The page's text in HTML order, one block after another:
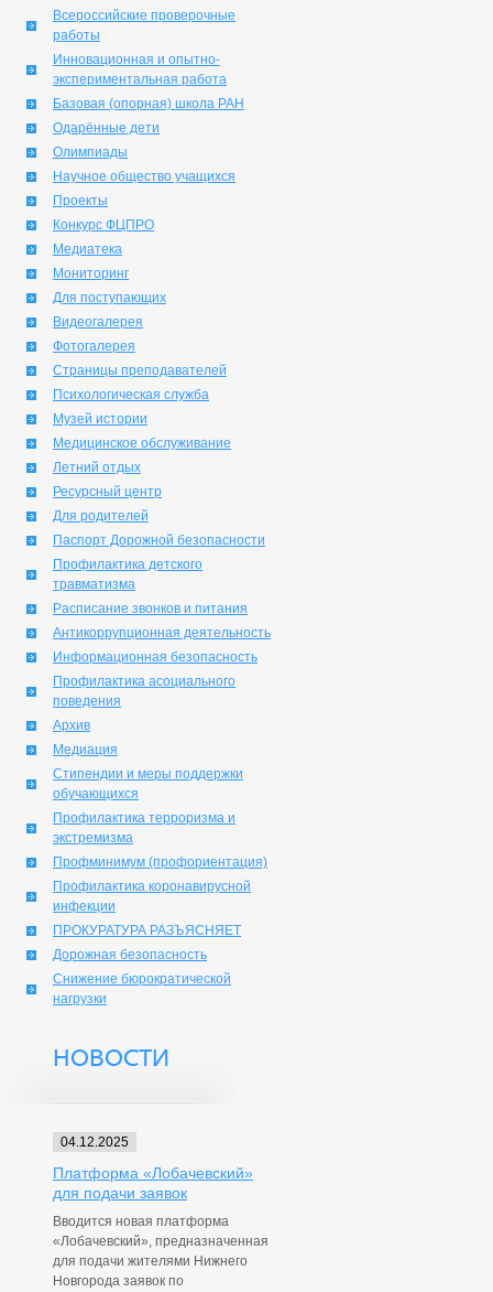
Всероссийские проверочные
работы
Инновационная и опытно-
экспериментальная работа
Базовая (опорная) школа РАН
Одарённые дети
Олимпиады
Научное общество учащихся
Проекты
Конкурс ФЦПРО
Медиатека
Мониторинг
Для поступающих
Видеогалерея
Фотогалерея
Страницы преподавателей
Психологическая служба
Музей истории
Медицинское обслуживание
Летний отдых
Ресурсный центр
Для родителей
Паспорт Дорожной безопасности
Профилактика детского
травматизма
Расписание звонков и питания
Антикоррупционная деятельность
Информационная безопасность
Профилактика асоциального
поведения
Архив
Медиация
Стипендии и меры поддержки
обучающихся
Профилактика терроризма и
экстремизма
Профминимум (профориентация)
Профилактика коронавирусной
инфекции
ПРОКУРАТУРА РАЗЪЯСНЯЕТ
Дорожная безопасность
Снижение бюрократической
нагрузки
НОВОСТИ
04.12.2025
Платформа «Лобачевский»
для подачи заявок
Вводится новая платформа
«Лобачевский», предназначенная
для подачи жителями Нижнего
Новгорода заявок по